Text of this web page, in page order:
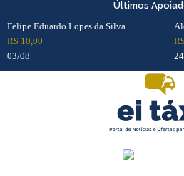
para
conteúdo
Últimos
Felipe Eduardo Lopes da Silva
R$ 10,00
03/08